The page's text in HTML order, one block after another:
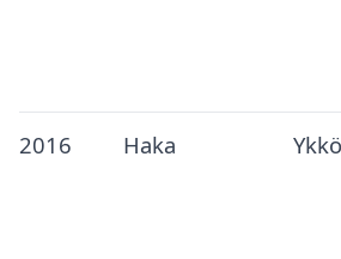
2016 Haka